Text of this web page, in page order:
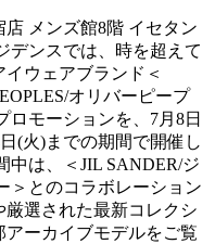
店 メンズ館8階 イセタン
デンスでは、時を超えて
イウェアブランド＜
オリバーピープ
ロモーションを、7月8日
(火)までの期間で開催し
中は、＜JIL SANDER/ジ
＞とのコラボレーション
厳選された最新コレクシ
アーカイブモデルをご覧